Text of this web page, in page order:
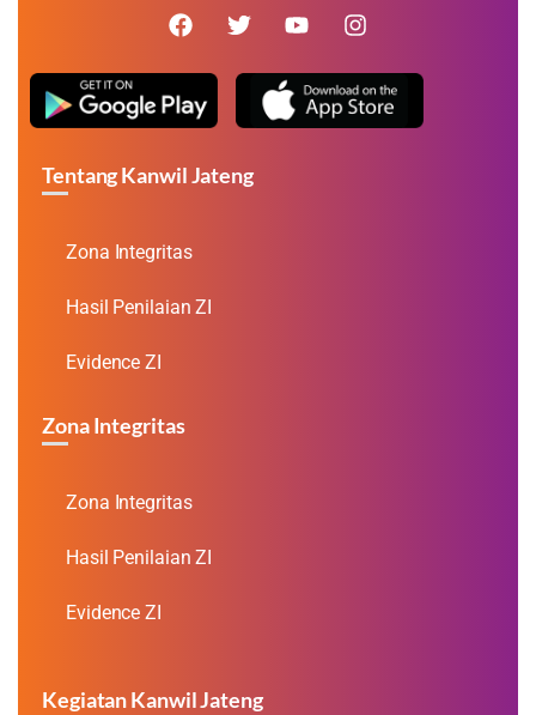
Tentang Kanwil Jateng
Zona Integritas
Hasil Penilaian ZI
Evidence ZI
Zona Integritas
Zona Integritas
Hasil Penilaian ZI
Evidence ZI
Kegiatan Kanwil Jateng